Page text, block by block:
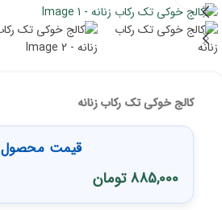
کالج خوکی تک رکاب زنانه
قیمت محصول
885,000 تومان